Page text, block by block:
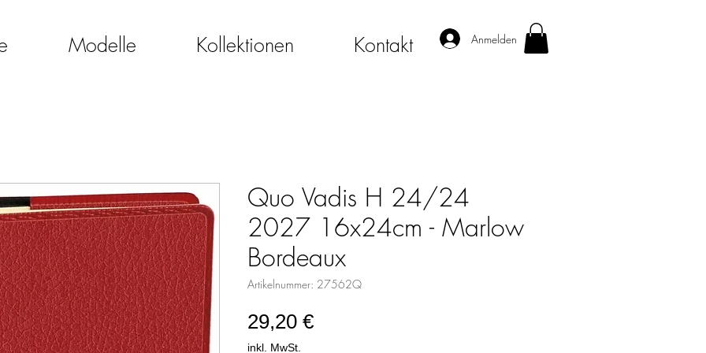
Modelle Kollektionen Kontakt Anmelden
Quo Vadis H 24/24
2027 16x24cm - Marlow
Bordeaux
Artikelnummer: 27562Q
29,20 €Preis
inkl. MwSt.